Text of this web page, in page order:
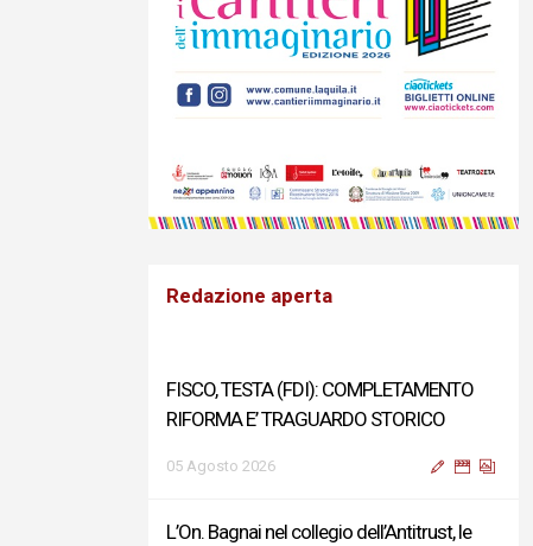
Redazione aperta
FISCO, TESTA (FDI): COMPLETAMENTO
RIFORMA E’ TRAGUARDO STORICO
05 Agosto 2026
L’On. Bagnai nel collegio dell’Antitrust, le